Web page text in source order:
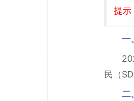
提示
一
民（
二